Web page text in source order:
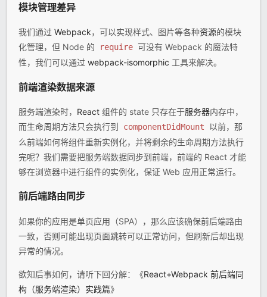
模块管理差异
我们通过 Webpack，可以实现样式、图片等各种资源的模块
化管理，但 Node 的
require 可没有 Webpack 的魔法特
性，我们可以通过 webpack-isomorphic 工具来解决。
前端渲染数据来源
服务端渲染时， React 组件的 state 只存在于服务器内存中，
而生命周期方法只会执行到
componentDidMount
以前，那
么前端如何将组件重新实例化，并将剩余的生命周期方法执行
完呢？我们需要把服务端数据同步到前端，前端的 React 才能
够在浏览器中进行组件的实例化，保证 Web 应用正常运行。
前后端路由同步
如果你的应用是单页应用（SPA），那么应该确保前后端路由
一致，否则可能出现页面跳转可以正常访问，但刷新后却出现
异常的情况。
欲知后事如何，请听下回分解：《React+Webpack 前后端同
构（服务端渲染）实践篇》